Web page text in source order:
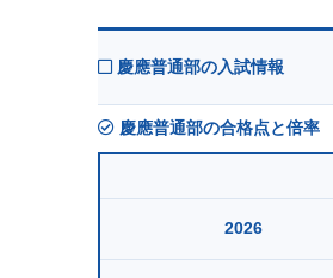
慶應普通部の入試情報
慶應普通部の合格点と倍率
2026